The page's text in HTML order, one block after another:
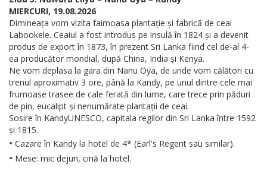
MIERCURI, 19.08.2026
Dimineața vom vizita faimoasa plantație și fabrică de ceai
Labookele. Ceaiul a fost introdus pe insulă în 1824 și a devenit
produs de export în 1873, în prezent Sri Lanka fiind cel de-al 4-
ea producător mondial, după China, India și Kenya.
Ne vom deplasa la gara din Nanu Oya, de unde vom călători cu
trenul aproximativ 3 ore, până la Kandy, pe unul dintre cele mai
frumoase trasee de cale ferată din lume, care trece prin păduri
de pin, eucalipt și nenumărate plantații de ceai.
Sosire în KandyUNESCO, capitala regilor din Sri Lanka între 1592
și 1815.
• Cazare în Kandy la hotel de 4* (Earl's Regent sau similar).
• Mese: mic dejun, cină la hotel.